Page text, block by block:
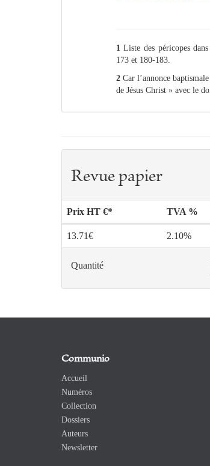
1Liste des péricopes
173 et 180-183.
2Car l’annonce
de Jésus Christ » avec le
Revue papier
Prix HT €* TVA %
13.71€ 2.10%
Quantité
Communio
Accueil
Numéros
Collection
Dossiers
Auteurs
Newsletter